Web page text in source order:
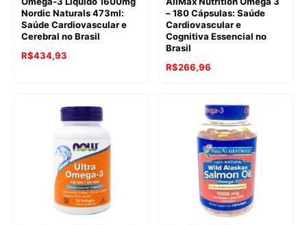
Nordic Naturals 473ml:
Saúde Cardiovascular e
Cerebral no Brasil
R$434,93
– 180 Cápsulas: Saúde
Cardiovascular e
Cognitiva Essencial no
Brasil
R$266,96